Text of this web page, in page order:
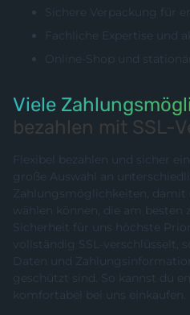
Sichere Verpackung für
Fachliche Expertise und
Online-Shop und
Viele
bezahlen mit SSL-
Flexibel bezahlen und sicher
große Auswahl an
Zahlungsmöglichkeiten, damit du genau die Methode
wählen können, die am besten
Sicherheit für uns höchste Priorität. Unsere
vollständig SSL-verschlüsselt,
Daten und Zahlungsinformationen jederzeit
geschützt sind. So kannst du
komfortabel bei uns einkaufen.